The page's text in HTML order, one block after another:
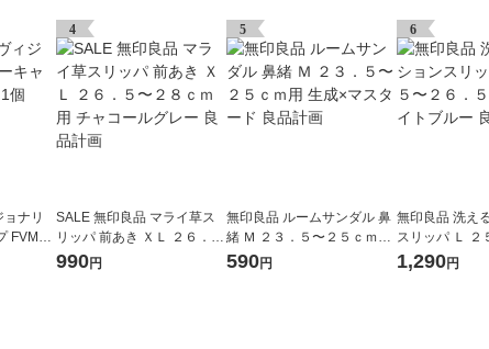
ナリ
FVMC-
4
SALE 無印良品 マライ草ス
リッパ 前あき ＸＬ ２６．
５〜２８ｃｍ用 チャコール
990円
5
無印良品 ルームサンダル 鼻
緒 Ｍ ２３．５〜２５ｃｍ用
生成×マスタード 良品計画
590円
6
無印良品 洗え
スリッパ Ｌ ２
ｃｍ用 ライト
1,290円